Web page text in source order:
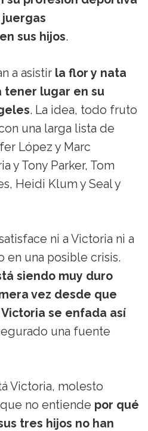
sus hijos.
a asistir la flor y nata
tener lugar en su
. La idea, todo fruto
una larga lista de
López y Marc
y Tony Parker, Tom
Heidi Klum y Seal y
ni a Victoria ni a
en una posible crisis.
siendo muy duro
vez desde que
se enfada así
una fuente
Victoria, molesto
no entiende por qué
tres hijos no han